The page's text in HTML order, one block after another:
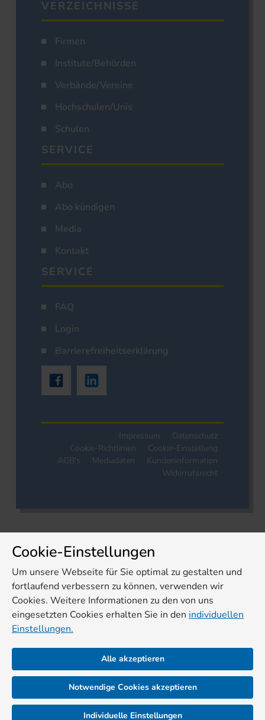
VERZEICHNISSE
Firmen
Institute/Behörden
Verbände/Vereine
Hochschulen/Unis
Schulen
SERVICE
Abo
Abo kündigen
Media
Kontakt
SERVICE
FAQ
Login
Barrierefreiheitserklärung
Impressum
Datenschutz
Cookie-Richtlinien
Cookie-Einstellung
AGB's
Mediadaten
Kundeninformation
Widerrufsrecht
Cookie-Einstellungen
Um unsere Webseite für Sie optimal zu gestalten und
fortlaufend verbessern zu können, verwenden wir
Cookies. Weitere Informationen zu den von uns
eingesetzten Cookies erhalten Sie in den individuellen
Einstellungen.
Alle akzeptieren
Notwendige Cookies akzeptieren
Individuelle Einstellungen